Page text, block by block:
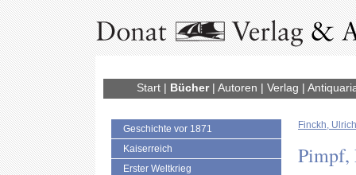
Start| Bücher| Autoren | Verlag |
Geschichte vor 1871
Kaiserreich
Erster Weltkrieg
Finckh, Ulrich
Pimpf,